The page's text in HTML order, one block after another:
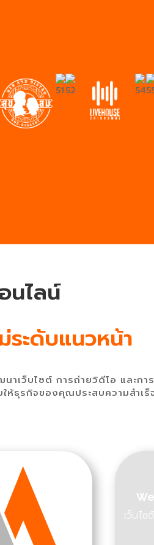
นไลน์
ระดับแนวหน้า
ว็บไซต์ การถ่ายวิดีโอ และกา
ธุรกิจของคุณประสบความสำเร็
เว็บไ